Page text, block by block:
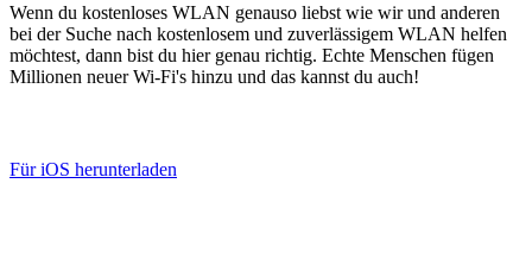
Wenn du kostenloses WLAN genauso liebst wie wir und anderen
bei der Suche nach kostenlosem und zuverlässigem WLAN helfen
möchtest, dann bist du hier genau richtig. Echte Menschen fügen
Millionen neuer Wi-Fi's hinzu und das kannst du auch!
Für iOS herunterladen